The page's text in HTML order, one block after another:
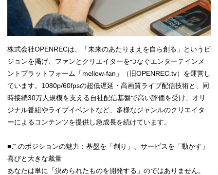
株式会社OPENRECは、「未来のあたりまえを自ら創る」というビ
ジョンを掲げ、ファンとクリエイターをつなぐエンターテインメ
ントプラットフォーム「mellow-fan」（旧OPENREC.tv）を運営し
ています。1080p/60fpsの超低遅延・高画質ライブ配信技術と、同
時接続30万人規模を支える自社配信基盤で高い評価を受け、オリ
ジナル番組やライブイベントなど、多様なジャンルのクリエイタ
ーによるコンテンツを提供し急成長を続けています。
■このポジションの魅力：基盤を「創り」、サービスを「動かす」
喜びと大きな裁量
あなたは単に「決められたものを開発する」のではありません。